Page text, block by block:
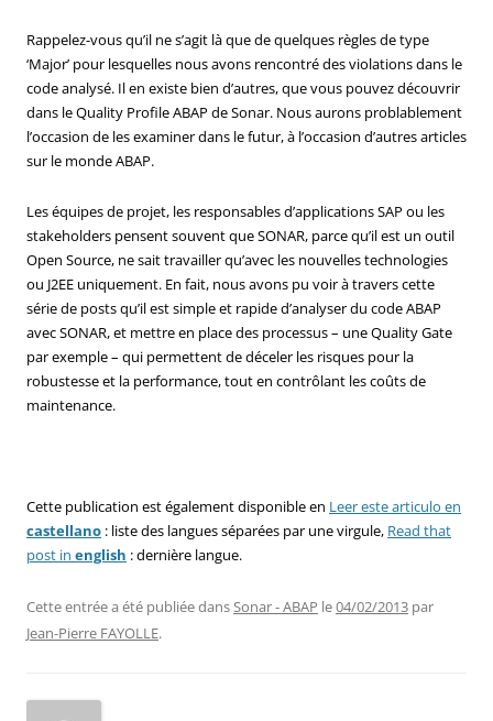
Rappelez-vous qu’il ne s’agit là que de quelques règles de type
‘Major’ pour lesquelles nous avons rencontré des violations dans le
code analysé. Il en existe bien d’autres, que vous pouvez découvrir
dans le Quality Profile ABAP de Sonar. Nous aurons problablement
l’occasion de les examiner dans le futur, à l’occasion d’autres articles
sur le monde ABAP.
Les équipes de projet, les responsables d’applications SAP ou les
stakeholders pensent souvent que SONAR, parce qu’il est un outil
Open Source, ne sait travailler qu’avec les nouvelles technologies
ou J2EE uniquement. En fait, nous avons pu voir à travers cette
série de posts qu’il est simple et rapide d’analyser du code ABAP
avec SONAR, et mettre en place des processus – une Quality Gate
par exemple – qui permettent de déceler les risques pour la
robustesse et la performance, tout en contrôlant les coûts de
maintenance.
Cette publication est également disponible en Leer este articulo en
castellano : liste des langues séparées par une virgule, Read that
post in english : dernière langue.
Cette entrée a été publiée dansSonar - ABAP le04/02/2013 par
Jean-Pierre FAYOLLE.